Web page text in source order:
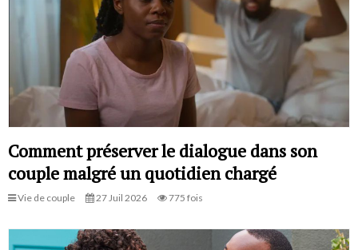
Comment préserver le dialogue dans son
couple malgré un quotidien chargé
Vie de couple 27 Juil 2026 775 fois